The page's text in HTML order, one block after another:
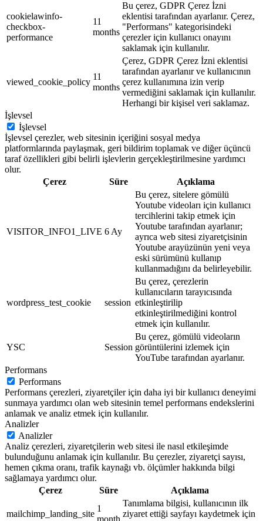
cookielawinfo-
checkbox-
performance
11
months
Bu çerez, GDPR Çerez İzni
eklentisi tarafından ayarlanır. Çerez,
"Performans" kategorisindeki
çerezler için kullanıcı onayını
saklamak için kullanılır.
viewed_cookie_policy
11
months
Çerez, GDPR Çerez İzni eklentisi
tarafından ayarlanır ve kullanıcının
çerez kullanımına izin verip
vermediğini saklamak için kullanılır.
Herhangi bir kişisel veri saklamaz.
İşlevsel
İşlevsel
İşlevsel çerezler, web sitesinin içeriğini sosyal medya
platformlarında paylaşmak, geri bildirim toplamak ve diğer üçüncü
taraf özellikleri gibi belirli işlevlerin gerçekleştirilmesine yardımcı
olur.
Çerez
Süre Açıklama
VISITOR_INFO1_LIVE 6 Ay
Bu çerez, sitelere gömülü
Youtube videoları için kullanıcı
tercihlerini takip etmek için
Youtube tarafından ayarlanır;
ayrıca web sitesi ziyaretçisinin
Youtube arayüzünün yeni veya
eski sürümünü kullanıp
kullanmadığını da belirleyebilir.
wordpress_test_cookie session
Bu çerez, çerezlerin
kullanıcıların tarayıcısında
etkinleştirilip
etkinleştirilmediğini kontrol
etmek için kullanılır.
YSC Session
Bu çerez, gömülü videoların
görüntülerini izlemek için
YouTube tarafından ayarlanır.
Performans
Performans
Performans çerezleri, ziyaretçiler için daha iyi bir kullanıcı deneyimi
sunmaya yardımcı olan web sitesinin temel performans endekslerini
anlamak ve analiz etmek için kullanılır.
Analizler
Analizler
Analiz çerezleri, ziyaretçilerin web sitesi ile nasıl etkileşimde
bulunduğunu anlamak için kullanılır. Bu çerezler, ziyaretçi sayısı,
hemen çıkma oranı, trafik kaynağı vb. ölçümler hakkında bilgi
sağlamaya yardımcı olur.
Çerez
Süre Açıklama
mailchimp_landing_site
1
Tanımlama bilgisi, kullanıcının ilk
ziyaret ettiği sayfayı kaydetmek için